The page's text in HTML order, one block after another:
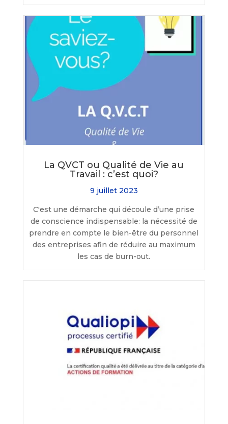
La QVCT ou Qualité de Vie au
Travail : c’est quoi?
9 juillet 2023
C'est une démarche qui découle d’une prise
de conscience indispensable: la nécessité de
prendre en compte le bien-être du personnel
des entreprises afin de réduire au maximum
les cas de burn-out.